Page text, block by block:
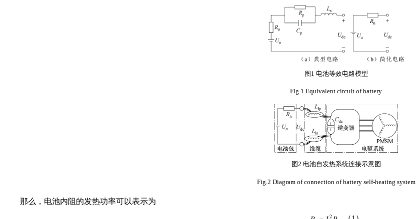
图1 电池等效电路模型
Fig.1 Equivalent circuit of battery
图2 电池自发热系统连接示意图
Fig.2 Diagram of connection of battery self-heating system
那么，电池内阻的发热功率可以表示为